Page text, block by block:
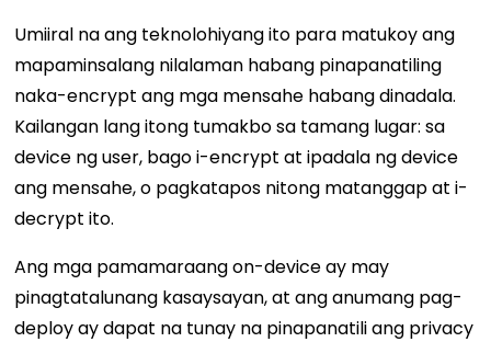
Umiiral na ang teknolohiyang ito para matukoy ang
mapaminsalang nilalaman habang pinapanatiling
naka-encrypt ang mga mensahe habang dinadala.
Kailangan lang itong tumakbo sa tamang lugar: sa
device ng user, bago i-encrypt at ipadala ng device
ang mensahe, o pagkatapos nitong matanggap at i-
decrypt ito.
Ang mga pamamaraang on-device ay may
pinagtatalunang kasaysayan, at ang anumang pag-
deploy ay dapat na tunay na pinapanatili ang privacy